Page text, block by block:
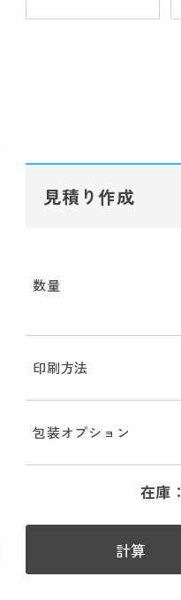
見積り作成
数量
印刷方法
包装オプション
在庫：
計算